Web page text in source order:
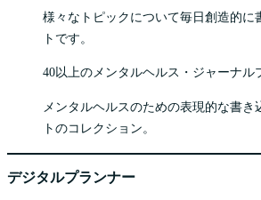
様々なトピックについて毎日創造的に
トです。
40以上のメンタルヘルス・ジャーナル
メンタルヘルスのための表現的な書
トのコレクション。
デジタルプランナー